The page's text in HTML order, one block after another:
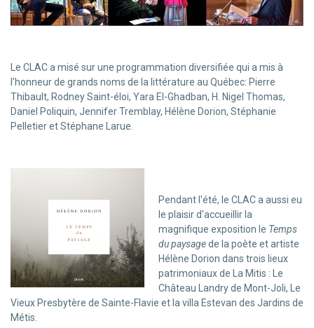
Le CLAC a misé sur une programmation diversifiée qui a mis à
l'honneur de grands noms de la littérature au Québec: Pierre
Thibault, Rodney Saint-éloi, Yara El-Ghadban, H. Nigel Thomas,
Daniel Poliquin, Jennifer Tremblay, Hélène Dorion, Stéphanie
Pelletier et Stéphane Larue.
Pendant l'été, le CLAC a aussi eu
le plaisir d'accueillir la
magnifique exposition le Temps
du paysagede la poète et artiste
Hélène Dorion dans trois lieux
patrimoniaux de La Mitis : Le
Château Landry de Mont-Joli, Le
Vieux Presbytère de Sainte-Flavie et la villa Estevan des Jardins de
Métis.